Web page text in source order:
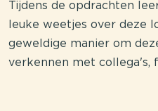
Tijdens de opdrachten
leuke weetjes over deze
geweldige manier om
verkennen met collega's,